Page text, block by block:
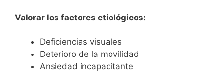
Valorar los factores etiológicos:
Deficiencias visuales
Deterioro de la movilidad
Ansiedad incapacitante